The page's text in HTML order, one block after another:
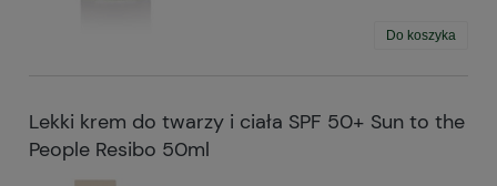
Do koszyka
Lekki krem do twarzy i ciała SPF 50+ Sun to the
People Resibo 50ml